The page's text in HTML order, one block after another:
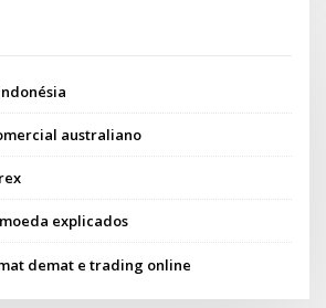
australiano
explicados
demat e trading online